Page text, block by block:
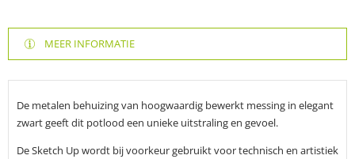
MEER INFORMATIE
De metalen behuizing van hoogwaardig bewerkt messing in elegant
zwart geeft dit potlood een unieke uitstraling en gevoel.
De Sketch Up wordt bij voorkeur gebruikt voor technisch en artistiek